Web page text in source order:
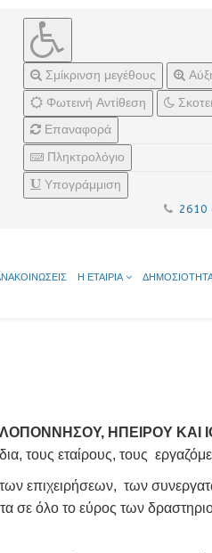
Σμίκρινση μεγέθους
Φωτεινή Αντίθεση
Επαναφορά
Πληκτρολόγιο
Υπογράμμιση
2610
Η ΕΤΑΙΡΙΑ
ΗΠΕΙΡΟΥ ΚΑΙ
τους εταίρους, τους
επιχειρήσεων, των
σε όλο το εύρος των